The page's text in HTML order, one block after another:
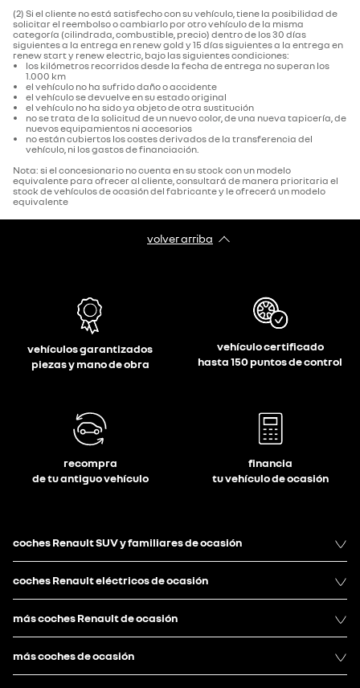
(2) Si el cliente no está satisfecho con su vehículo, tiene la posibilidad de
solicitar el reembolso o cambiarlo por otro vehículo de la misma
categoría (cilindrada, combustible, precio) dentro de los 30 días
siguientes a la entrega en renew gold y 15 días siguientes a la entrega en
renew start y renew electric, bajo las siguientes condiciones:
los kilómetros recorridos desde la fecha de entrega no superan los
1.000 km
el vehículo no ha sufrido daño o accidente
el vehículo se devuelve en su estado original
el vehículo no ha sido ya objeto de otra sustitución
no se trata de la solicitud de un nuevo color, de una nueva tapicería, de
nuevos equipamientos ni accesorios
no están cubiertos los costes derivados de la transferencia del
vehículo, ni los gastos de financiación.
Nota: si el concesionario no cuenta en su stock con un modelo
equivalente para ofrecer al cliente, consultará de manera prioritaria el
stock de vehículos de ocasión del fabricante y le ofrecerá un modelo
equivalente
volver arriba
vehículos garantizados
piezas y mano de obra
vehículo certificado
hasta 150 puntos de control
recompra
de tu antiguo vehículo
financia
tu vehículo de ocasión
coches Renault SUV y familiares de ocasión
coches Renault eléctricos de ocasión
más coches Renault de ocasión
más coches de ocasión